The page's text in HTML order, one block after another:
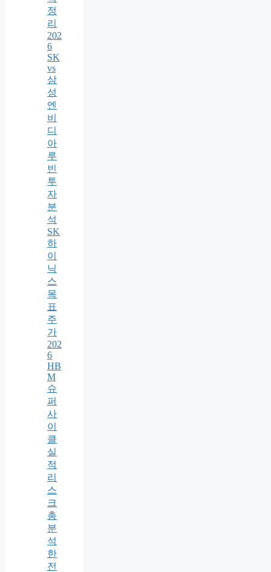
정
리
202
6
SK
vs
삼
성
엔
비
디
아
루
빈
투
자
분
석
SK
하
이
닉
스
목
표
주
가
202
6
HB
M
슈
퍼
사
이
클
실
적
리
스
크
총
분
석
한
전